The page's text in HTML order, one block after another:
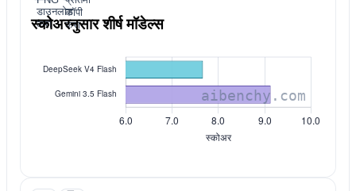
डाउनलोड
करा
कॉपी
करा
स्कोअरनुसार शीर्ष मॉडेल्स